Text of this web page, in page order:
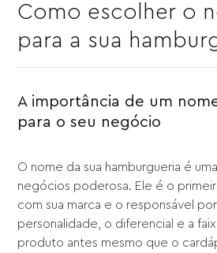
Como escolher o
para a sua
A importância de um
para o seu negócio
O nome da sua hamburgueria é
negócios poderosa. Ele é o
com sua marca e o responsável
personalidade, o diferencial e a
produto antes mesmo que o